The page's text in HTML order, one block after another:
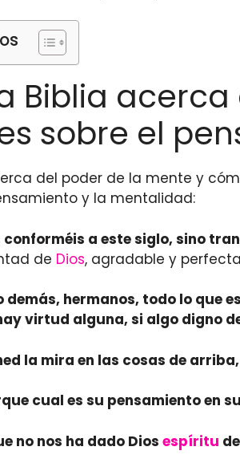
Biblia
sobre el
del poder de la mente y
y la mentalidad:
conforméis a este siglo, sino
de Dios, agradable y
demás, hermanos, todo lo que
virtud alguna, si algo digno
la mira en las cosas de
cual es su pensamiento en
no nos ha dado Dios espíritu